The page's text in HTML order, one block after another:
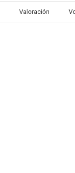
Valoración